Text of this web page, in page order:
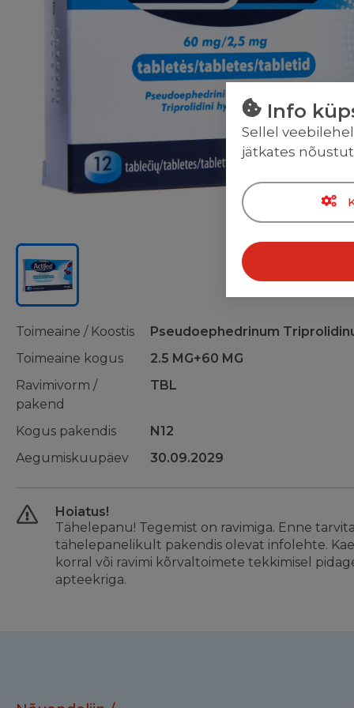
Toimeaine / Koostis
Pseudoephedrinum
Toimeaine kogus
2.5 MG+60 MG
Ravimivorm /
pakend
TBL
Kogus pakendis
N12
Aegumiskuupäev
30.09.2029
Hoiatus!
Tähelepanu! Tegemist on ravimiga. Enne
tähelepanelikult pakendis olevat infolehte.
korral või ravimi kõrvaltoimete tekkimisel
apteekriga.
Info
Sellel
jätkates